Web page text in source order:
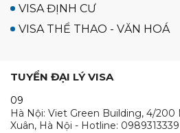
VISA ĐỊNH CƯ
VISA THỂ THAO - VĂN HOÁ
TUYỂN ĐẠI LÝ VISA
09
Hà Nội: Viet Green Building, 4/200
Xuân, Hà Nội - Hotline: 0989313339